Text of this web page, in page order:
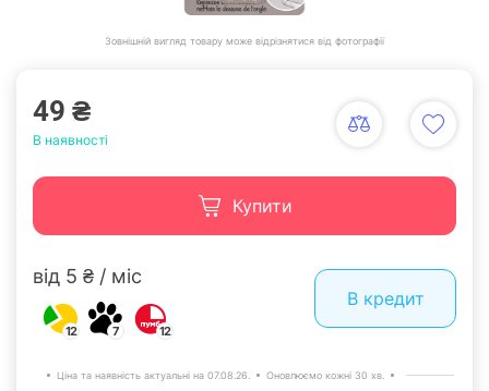
Зовнішній вигляд товару може відрізнятися від фотографії
49 ₴
В наявності
Купити
від 5 ₴ / міс
12 7 12
В кредит
Ціна та наявність актуальні на 07.08.26. Оновлюємо кожні 30 хв.